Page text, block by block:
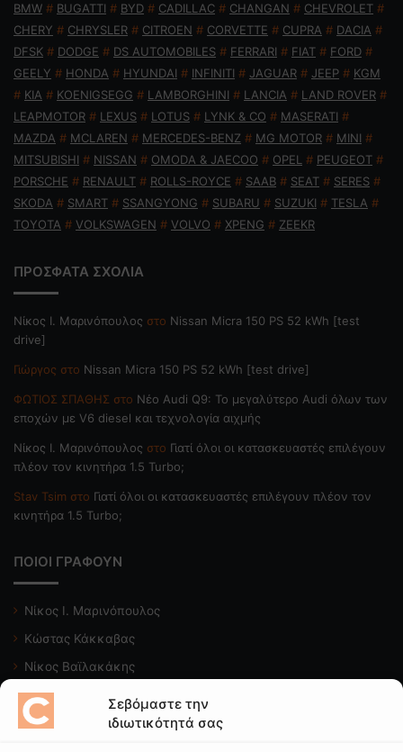
Σεβόμαστε την
ιδιωτικότητά σας
BMW # BUGATTI # BYD # CADILLAC # CHANGAN # CHEVROLET #
CHERY # CHRYSLER # CITROEN # CORVETTE # CUPRA # DACIA #
DFSK # DODGE # DS AUTOMOBILES # FERRARI # FIAT # FORD #
GEELY # HONDA # HYUNDAI # INFINITI # JAGUAR # JEEP # KGM
# KIA # KOENIGSEGG # LAMBORGHINI # LANCIA # LAND ROVER #
LEAPMOTOR # LEXUS # LOTUS # LYNK & CO # MASERATI #
MAZDA # MCLAREN # MERCEDES-BENZ # MG MOTOR # MINI #
MITSUBISHI # NISSAN # OMODA & JAECOO # OPEL # PEUGEOT #
PORSCHE # RENAULT # ROLLS-ROYCE # SAAB # SEAT # SERES #
SKODA # SMART # SSANGYONG # SUBARU # SUZUKI # TESLA #
TOYOTA # VOLKSWAGEN # VOLVO # XPENG # ZEEKR
ΠΡΟΣΦΑΤΑ ΣΧΟΛΙΑ
Nίκος Ι. Mαρινόπουλος στο Nissan Micra 150 PS 52 kWh [test
drive]
Γιώργος στο Nissan Micra 150 PS 52 kWh [test drive]
ΦΩΤΙΟΣ ΣΠΑΘΗΣ στο Νέο Audi Q9: Το μεγαλύτερο Audi όλων των
εποχών με V6 diesel και τεχνολογία αιχμής
Nίκος Ι. Mαρινόπουλος στο Γιατί όλοι οι κατασκευαστές επιλέγουν
πλέον τον κινητήρα 1.5 Turbo;
Stav Tsim στο Γιατί όλοι οι κατασκευαστές επιλέγουν πλέον τον
κινητήρα 1.5 Turbo;
ΠΟΙΟΙ ΓΡΑΦΟΥΝ
Νίκος Ι. Μαρινόπουλος
Κώστας Κάκκαβας
Νίκος Βαϊλακάκης
Μιχάλης Κατωπόδης
Κώστας Χαλκιαδάκης